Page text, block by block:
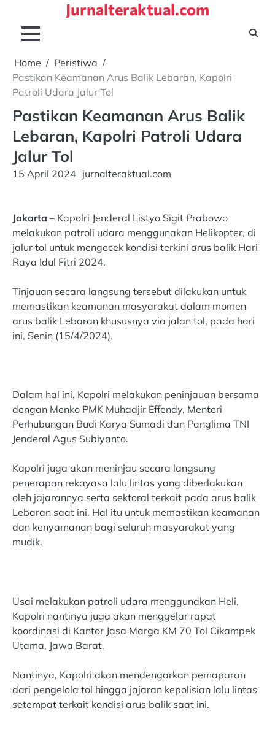
content
Jurnalteraktual.com
Home
Peristiwa
Pastikan Keamanan Arus Balik Lebaran, Kapolri
Patroli Udara Jalur Tol
Pastikan Keamanan Arus Balik
Lebaran, Kapolri Patroli Udara
Jalur Tol
15 April 2024 jurnalteraktual.com
Jakarta – Kapolri Jenderal Listyo Sigit Prabowo
melakukan patroli udara menggunakan Helikopter, di
jalur tol untuk mengecek kondisi terkini arus balik Hari
Raya Idul Fitri 2024.
Tinjauan secara langsung tersebut dilakukan untuk
memastikan keamanan masyarakat dalam momen
arus balik Lebaran khususnya via jalan tol, pada hari
ini, Senin (15/4/2024).
Dalam hal ini, Kapolri melakukan peninjauan bersama
dengan Menko PMK Muhadjir Effendy, Menteri
Perhubungan Budi Karya Sumadi dan Panglima TNI
Jenderal Agus Subiyanto.
Kapolri juga akan meninjau secara langsung
penerapan rekayasa lalu lintas yang diberlakukan
oleh jajarannya serta sektoral terkait pada arus balik
Lebaran saat ini. Hal itu untuk memastikan keamanan
dan kenyamanan bagi seluruh masyarakat yang
mudik.
Usai melakukan patroli udara menggunakan Heli,
Kapolri nantinya juga akan menggelar rapat
koordinasi di Kantor Jasa Marga KM 70 Tol Cikampek
Utama, Jawa Barat.
Nantinya, Kapolri akan mendengarkan pemaparan
dari pengelola tol hingga jajaran kepolisian lalu lintas
setempat terkait kondisi arus balik saat ini.